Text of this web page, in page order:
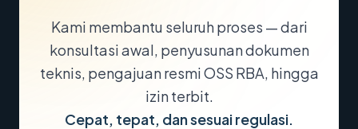
Kami membantu seluruh proses — dari
konsultasi awal, penyusunan dokumen
teknis, pengajuan resmi OSS RBA, hingga
izin terbit.
Cepat, tepat, dan sesuai regulasi.